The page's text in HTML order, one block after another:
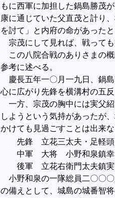
もに西軍に加担した鍋島勝茂
康に通じていた父直茂と計り
を討て」と内府の命があったと
宗茂にして見れば、戦っても
この八院合戦のありさまの
参考に述べる。
慶長五年一〇月一九日、鍋
心に広がり先鋒を横溝村の五
一方、宗茂の胸中には実父
しようという気持があったが
かけても見過ごすことは出来
先鋒 立花三太夫・足軽頭
中軍 大将 小野和泉鎮幸
後軍 立花右衛門太夫鎮実
小野和泉の一隊総員二〇〇〇
の備えとして、城島の城番智